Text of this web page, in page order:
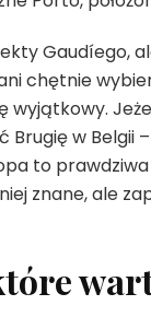
Gaudíego,
chętnie
w Belgii
to
znane, ale